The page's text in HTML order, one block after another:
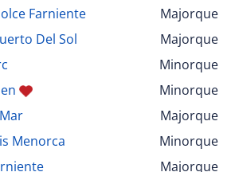
Farniente
Majorque
Del Sol
Majorque
Minorque
Minorque
Majorque
Menorca
Minorque
Majorque